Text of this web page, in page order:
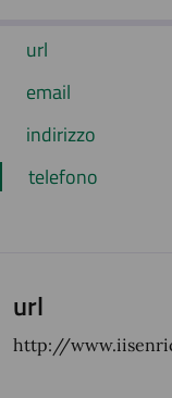
url
email
indirizzo
telefono
url
http://